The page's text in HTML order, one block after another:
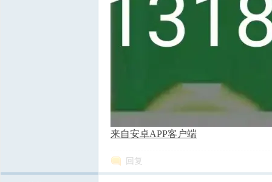
来自安卓APP客户端
回复